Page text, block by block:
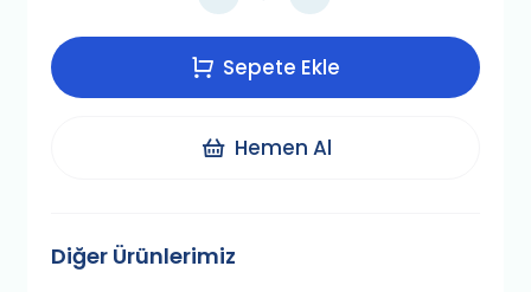
Sepete Ekle
Hemen Al
Diğer Ürünlerimiz